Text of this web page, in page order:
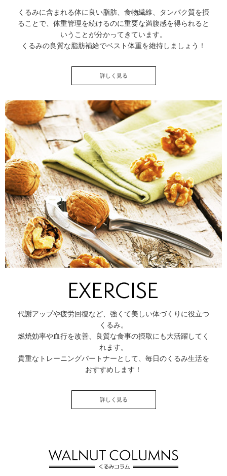
くるみに含まれる体に良い脂肪、食物繊維、タンパク質を摂
ることで、体重管理を続けるのに重要な満腹感を得られると
いうことが分かってきています。
くるみの良質な脂肪補給でベスト体重を維持しましょう！
詳しく見る
代謝アップや疲労回復など、強くて美しい体づくりに役立つ
くるみ。
燃焼効率や血行を改善、良質な食事の摂取にも大活躍してく
れます。
貴重なトレーニングパートナーとして、毎日のくるみ生活を
おすすめします！
詳しく見る